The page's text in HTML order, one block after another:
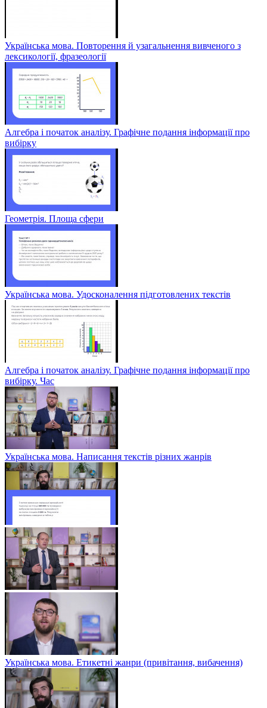
Українська мова. Повторення й узагальнення вивченого з
лексикології, фразеології
Алгебра і початок аналізу. Графічне подання інформації про
вибірку
Геометрія. Площа сфери
Українська мова. Удосконалення підготовлених текстів
Алгебра і початок аналізу. Графічне подання інформації про
вибірку. Час
Українська мова. Написання текстів різних жанрів
Українська мова. Етикетні жанри (привітання, вибачення)